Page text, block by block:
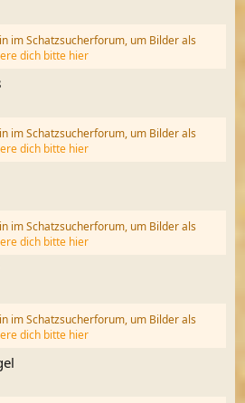
im Schatzsucherforum, um Bilder als
dich bitte hier
im Schatzsucherforum, um Bilder als
dich bitte hier
im Schatzsucherforum, um Bilder als
dich bitte hier
im Schatzsucherforum, um Bilder als
dich bitte hier